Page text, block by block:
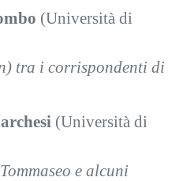
(Università di
tra i corrispondenti di
(Università di
e alcuni